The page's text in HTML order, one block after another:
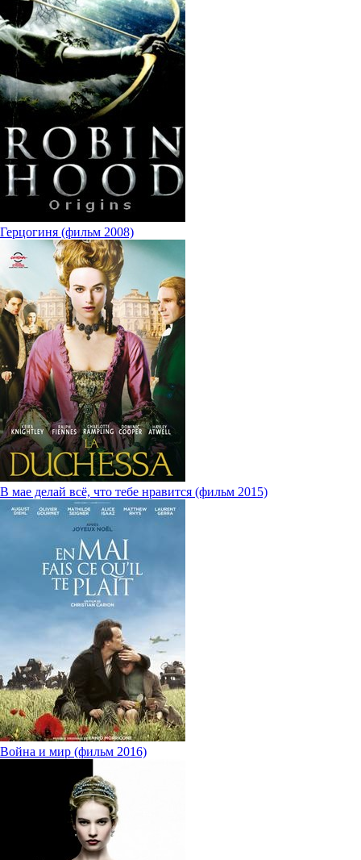
Герцогиня (фильм 2008)
В мае делай всё, что тебе нравится (фильм 2015)
Война и мир (фильм 2016)